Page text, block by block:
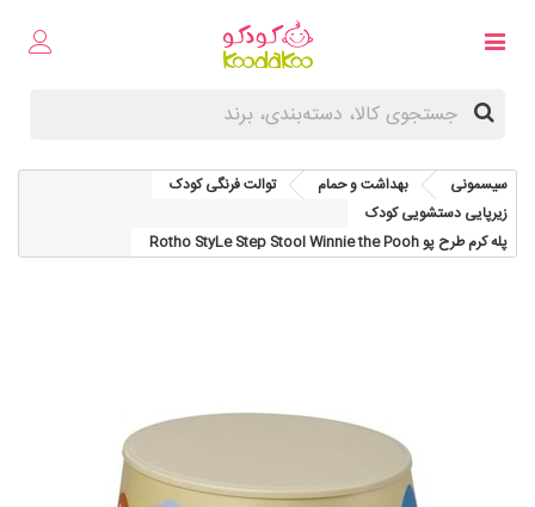
سیسمونی بهداشت و حمام
توالت فرنگی کودک
زیرپایی دستشویی کودک
پله کرم طرح پو Rotho StyLe Step Stool Winnie the Pooh